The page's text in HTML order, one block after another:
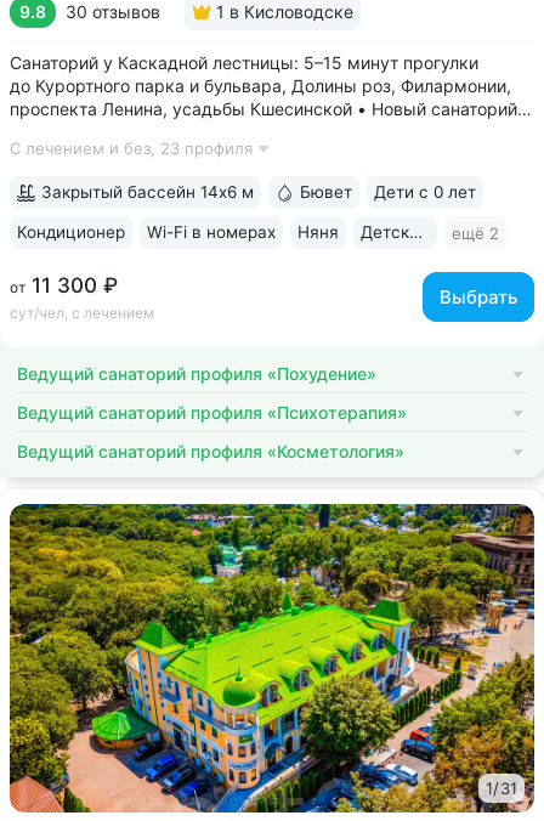
9.8 30 отзывов 1 в Кисловодске
Санаторий у Каскадной лестницы: 5–15 минут прогулки
до Курортного парка и бульвара, Долины роз, Филармонии,
проспекта Ленина, усадьбы Кшесинской • Новый санаторий,
положительные. Многие гости отмечают, что санаторий
С лечением и без, 23 профиля
от 11 300 ₽
сут/чел, с лечением
Выбрать
Закрытый бассейн 14х6 м Бювет Дети с 0 лет
Кондиционер Wi-Fi в номерах Няня Детская комната ещё 2
Ведущий санаторий профиля «Похудение»
Ведущий санаторий профиля «Психотерапия»
Ведущий санаторий профиля «Косметология»
1/31